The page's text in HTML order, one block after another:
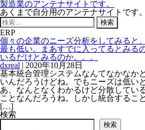
製造業のアンテナサイトです。
あくまで自分用のアンテナサイトです。
検
索:
ERP
個々の企業のニーズ分析をしてみると
最も低い。まあすでに入ってるとみる
いるだけとみるのか。。。
dxreal | 2020年10月28日
基本統合管理システムなんてなかなか
いんだろうけどね。でもニーズは低い
あ、なんとなくわかるけど分散してい
ことなんだろうね。しかし統合するこ
[…]
検索
検索